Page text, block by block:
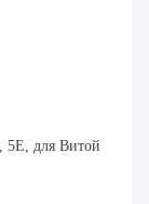
5E, для Витой